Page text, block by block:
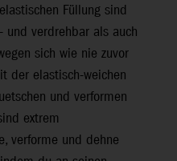
Füllung sind
und verdrehbar als auch
sich wie nie zuvor
der elastisch-weichen
und verformen
extrem
verforme und dehne